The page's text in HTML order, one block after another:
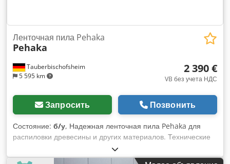
Tauberbischofsheim
5 595 km
Ленточная пила Pehaka
Pehaka
2 390 €
VB без учета НДС
Запросить Позвонить
Состояние: б/у, Надежная ленточная пила Pehaka для
распиловки древесины и других материалов. Технические
характеристики: Dcedpfxszryvgo Alnok - Диаметр роликов:
800 мм - Мощность двигателя: 3 кВт - Максимальная